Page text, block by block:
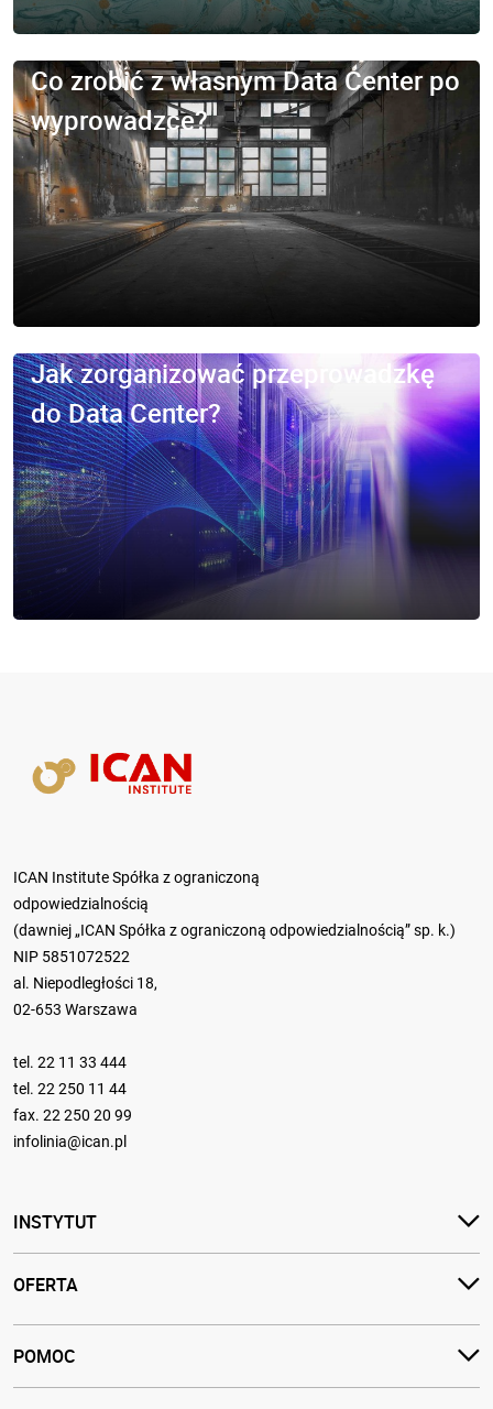
Co zrobić z własnym Data Center po
wyprowadzce?
Jak zorganizować przeprowadzkę
do Data Center?
ICAN Institute Spółka z ograniczoną
odpowiedzialnością
(dawniej „ICAN Spółka z ograniczoną odpowiedzialnością” sp. k.)
NIP 5851072522
al. Niepodległości 18,
02-653 Warszawa
tel. 22 11 33 444
tel. 22 250 11 44
fax. 22 250 20 99
infolinia@ican.pl
INSTYTUT
OFERTA
POMOC